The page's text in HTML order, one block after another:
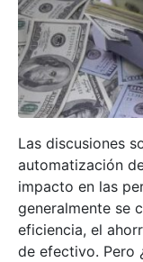
Las discusiones
automatización
impacto en las
generalmente se
eficiencia, el
de efectivo. Pero